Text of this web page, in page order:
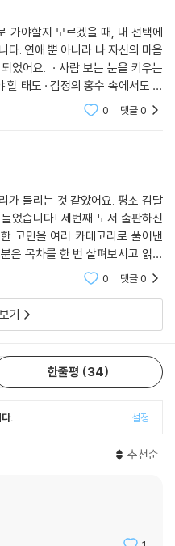
가야할지 모르겠을 때, 내 선택에
마음
눈을 키우는
할 태도 · 감정의 홍수 속에서도 단
의 세번째 글자
0 댓글0
가 들리는 것 같았어요. 평소 김달
었습니다! 세번째 도서 출판하신
은 목차를 한 번 살펴보시고 읽어
0 댓글0
기
한줄평 34
. 설정
추천순